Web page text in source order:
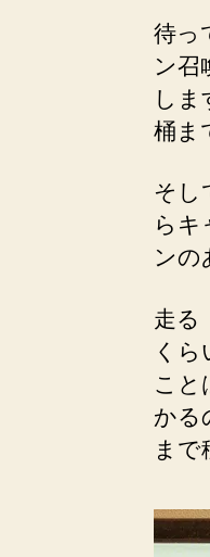
待っ
ン召
しま
桶ま
そし
らキ
ンの
走る
く
こ
かる
まで